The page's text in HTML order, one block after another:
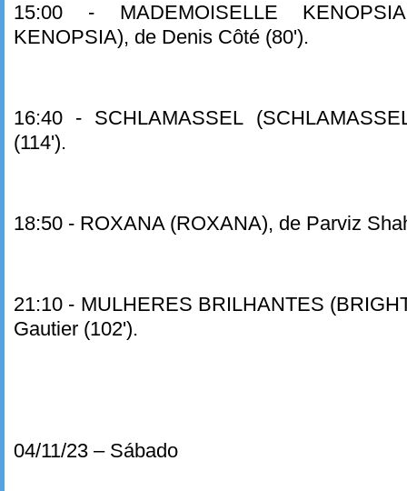
15:00 - MADEMOISELLE
KENOPSIA), de Denis Côté (80').
16:40 - SCHLAMASSEL
(114').
18:50 - ROXANA (ROXANA), de Parviz
21:10 - MULHERES BRILHANTES
Gautier (102').
04/11/23 – Sábado